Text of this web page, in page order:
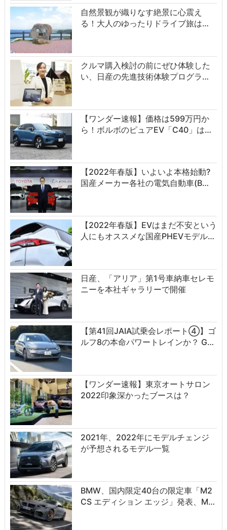
自然景観が織りなす絶景に心震え
る！大人のゆったりドライブ旅は…
クルマ購入検討の前にぜひ体験した
い、日産の先進技術体験プログラ…
【ワンダー速報】価格は599万円か
ら！ボルボのピュアEV「C40」は…
【2022年春版】いよいよ本格始動?
国産メーカー各社の電気自動車(B…
【2022年春版】EVはまだ不安という
人にもオススメな国産PHEVモデル…
日産、「アリア」第1号車納車セレモ
ニーを本社ギャラリーで開催
【第41回JAIA試乗会レポート④】ゴ
ルフ8の本命パワートレインか？ G…
【ワンダー速報】東京オートサロン
2022印象深かったブースは？
2021年、2022年にモデルチェンジ
が予想されるモデル一覧
BMW、国内限定40台の限定車「M2
CS エディション エッジ」発表、M…